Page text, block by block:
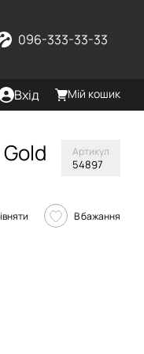
096-333-33-33
Вхід Мій кошик
Артикул
54897
В бажання